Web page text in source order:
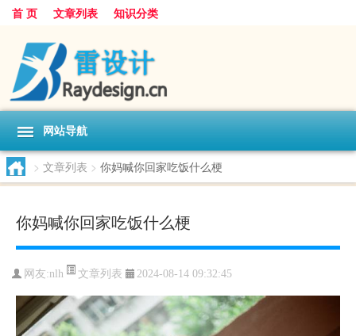
首 页 文章列表 知识分类
网站导航
> 文章列表 > 你妈喊你回家吃饭什么梗
你妈喊你回家吃饭什么梗
网友:nlh 文章列表 2024-08-14 09:32:45